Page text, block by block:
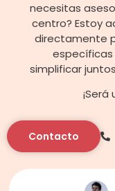
necesitas
centro? Estoy
directamente
simplificar
Contacto